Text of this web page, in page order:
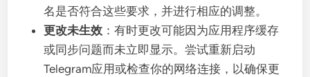
名是否符合这些要求，并进行相应的调整。
更改未生效 ：有时更改可能因为应用程序缓存
或同步问题而未立即显示。尝试重新启动
Telegram应用或检查你的网络连接，以确保更